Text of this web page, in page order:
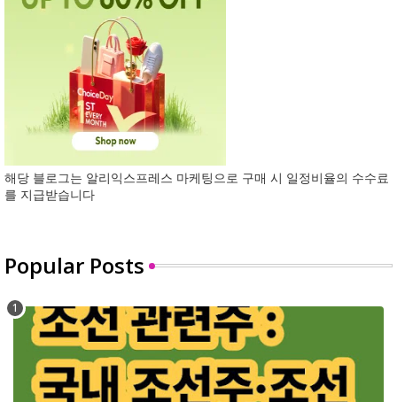
해당 블로그는 알리익스프레스 마케팅으로 구매 시 일정비율의 수수료
를 지급받습니다
Popular Posts